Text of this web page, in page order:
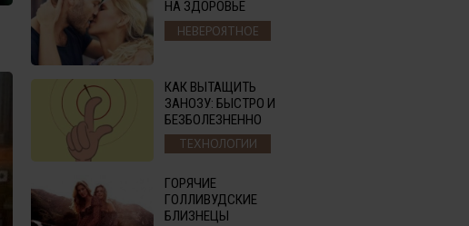
НА ЗДОРОВЬЕ
НЕВЕРОЯТНОЕ
КАК ВЫТАЩИТЬ
ЗАНОЗУ: БЫСТРО И
БЕЗБОЛЕЗНЕННО
ТЕХНОЛОГИИ
ГОРЯЧИЕ
ГОЛЛИВУДСКИЕ
БЛИЗНЕЦЫ